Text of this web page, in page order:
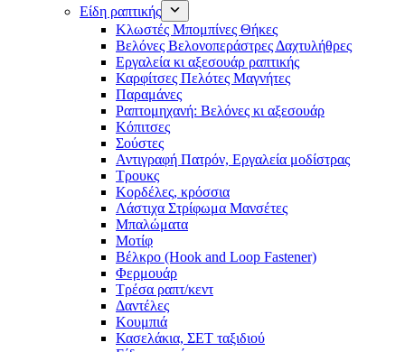
Είδη ραπτικής
Κλωστές Μπομπίνες Θήκες
Βελόνες Βελονοπεράστρες Δαχτυλήθρες
Εργαλεία κι αξεσουάρ ραπτικής
Καρφίτσες Πελότες Μαγνήτες
Παραμάνες
Ραπτομηχανή: Βελόνες κι αξεσουάρ
Κόπιτσες
Σούστες
Αντιγραφή Πατρόν, Εργαλεία μοδίστρας
Τρουκς
Κορδέλες, κρόσσια
Λάστιχα Στρίφωμα Μανσέτες
Μπαλώματα
Mοτίφ
Βέλκρο (Hook and Loop Fastener)
Φερμουάρ
Τρέσα ραπτ/κεντ
Δαντέλες
Κουμπιά
Κασελάκια, ΣΕΤ ταξιδιού